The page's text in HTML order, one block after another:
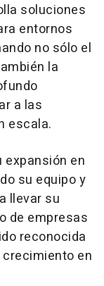
soluciones
entornos
no sólo el
la
a las
escala.
expansión en
su equipo y
llevar su
de empresas
reconocida
en